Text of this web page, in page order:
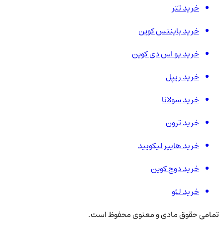
خرید تتر
خرید بایننس کوین
خرید یو اس دی کوین
خرید ریپل
خرید سولانا
خرید ترون
خرید هایپر لیکویید
خرید دوج کوین
خرید لئو
تمامی حقوق مادی و معنوی محفوظ است.